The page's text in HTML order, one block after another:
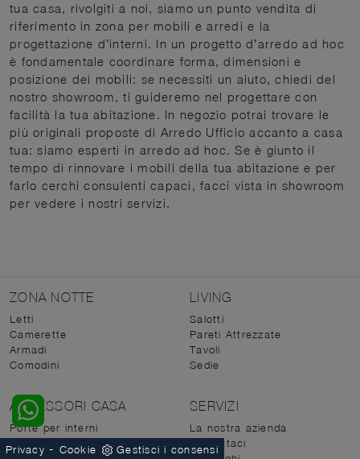
tua casa, rivolgiti a noi, siamo un punto vendita di
riferimento in zona per mobili e arredi e la
progettazione d’interni. In un progetto d’arredo ad hoc
è fondamentale coordinare forma, dimensioni e
posizione dei mobili: se necessiti un aiuto, chiedi del
nostro showroom, ti guideremo nel progettare con
facilità la tua abitazione. In negozio potrai trovare le
più originali proposte di Arredo Ufficio accanto a casa
tua: siamo esperti in arredo ad hoc. Se è giunto il
tempo di rinnovare i mobili della tua abitazione e per
farlo cerchi consulenti capaci, facci vista in showroom
per vedere i nostri servizi.
ZONA NOTTE
Letti
Camerette
Armadi
Comodini
LIVING
Salotti
Pareti Attrezzate
Tavoli
Sedie
ACCESSORI CASA
Porte per interni
SERVIZI
La nostra azienda
Contattaci
Privacy - Cookie Gestisci i consensi